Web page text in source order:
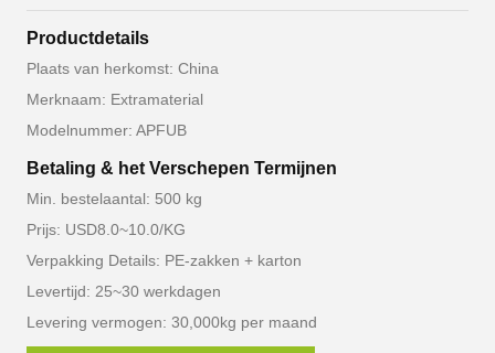
Productdetails
Plaats van herkomst: China
Merknaam: Extramaterial
Modelnummer: APFUB
Betaling & het Verschepen Termijnen
Min. bestelaantal: 500 kg
Prijs: USD8.0~10.0/KG
Verpakking Details: PE-zakken + karton
Levertijd: 25~30 werkdagen
Levering vermogen: 30,000kg per maand